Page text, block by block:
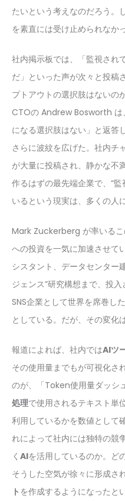
たいという考えなのだろう。
を素直には受け止められなか
社内掲示板では、「監視され
だ」といった声が次々と投稿
プトアウトの選択肢はないの
CTOの Andrew Bosworth は
になる選択肢はない」と返答
さらに波紋を広げた。社内チ
が大量に投稿され、静かな不
作るはずの最先端企業で、“
いるという現実は、多くの人
Mark Zuckerberg が率いる
への投資を一気に加速させてい
シスタント、データセンター
ジェンス”研究構想まで、投
SNS企業として世界を席巻し
としている。だが、その変化
報道によれば、社内ではAIツ
その使用量までもが可視化さ
のが、「Token使用量ダッシ
処理で使用されるテキスト単
利用しているかを数値として
れによって社内には独特の競
く AIを活用しているのか。ど
そうした空気が徐々に形成さ
ト を作成するようになったと